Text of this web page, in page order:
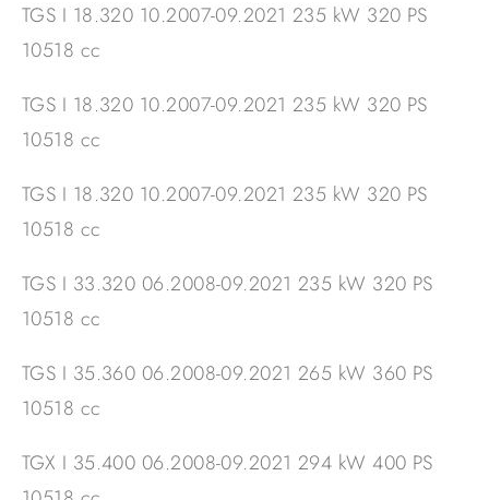
TGS I 18.320 10.2007-09.2021 235 kW 320 PS
10518 cc
TGS I 18.320 10.2007-09.2021 235 kW 320 PS
10518 cc
TGS I 18.320 10.2007-09.2021 235 kW 320 PS
10518 cc
TGS I 33.320 06.2008-09.2021 235 kW 320 PS
10518 cc
TGS I 35.360 06.2008-09.2021 265 kW 360 PS
10518 cc
TGX I 35.400 06.2008-09.2021 294 kW 400 PS